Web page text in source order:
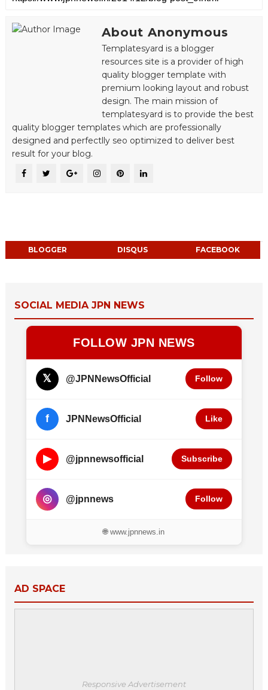
About Anonymous
Templatesyard is a blogger
resources site is a provider of high
quality blogger template with
premium looking layout and robust
design. The main mission of
templatesyard is to provide the best
quality blogger templates which are professionally
designed and perfectlly seo optimized to deliver best
result for your blog.
BLOGGER DISQUS FACEBOOK
SOCIAL MEDIA JPN NEWS
FOLLOW JPN NEWS
𝕏 @JPNNewsOfficial Follow
f JPNNewsOfficial Like
▶ @jpnnewsofficial Subscribe
◎ @jpnnews Follow
🌐 www.jpnnews.in
AD SPACE
Responsive Advertisement